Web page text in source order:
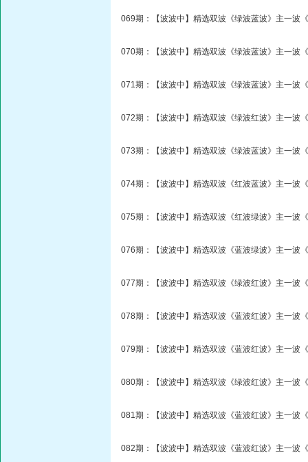
069期：【波波中】精选双波《绿波蓝波》主一波
070期：【波波中】精选双波《绿波蓝波》主一波
071期：【波波中】精选双波《绿波蓝波》主一波
072期：【波波中】精选双波《绿波红波》主一波
073期：【波波中】精选双波《绿波蓝波》主一波
074期：【波波中】精选双波《红波蓝波》主一波
075期：【波波中】精选双波《红波绿波》主一波
076期：【波波中】精选双波《蓝波绿波》主一波
077期：【波波中】精选双波《绿波红波》主一波
078期：【波波中】精选双波《蓝波红波》主一波
079期：【波波中】精选双波《蓝波红波》主一波
080期：【波波中】精选双波《绿波红波》主一波
081期：【波波中】精选双波《蓝波红波》主一波
082期：【波波中】精选双波《蓝波红波》主一波